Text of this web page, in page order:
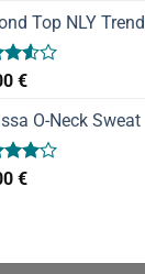
Top NLY Trend
de
€
O-Neck Sweat
€